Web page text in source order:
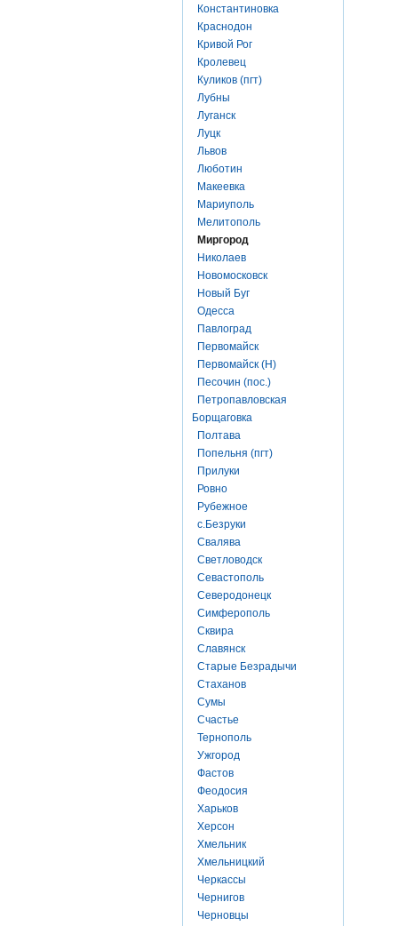
Константиновка
Краснодон
Кривой Рог
Кролевец
Куликов (пгт)
Лубны
Луганск
Луцк
Львов
Люботин
Макеевка
Мариуполь
Мелитополь
Миргород
Николаев
Новомосковск
Новый Буг
Одесса
Павлоград
Первомайск
Первомайск (Н)
Песочин (пос.)
Петропавловская
Борщаговка
Полтава
Попельня (пгт)
Прилуки
Ровно
Рубежное
с.Безруки
Свалява
Светловодск
Севастополь
Северодонецк
Симферополь
Сквира
Славянск
Старые Безрадычи
Стаханов
Сумы
Счастье
Тернополь
Ужгород
Фастов
Феодосия
Харьков
Херсон
Хмельник
Хмельницкий
Черкассы
Чернигов
Черновцы